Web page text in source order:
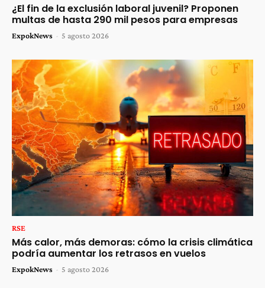
¿El fin de la exclusión laboral juvenil? Proponen
multas de hasta 290 mil pesos para empresas
ExpokNews - 5 agosto 2026
RSE
Más calor, más demoras: cómo la crisis climática
podría aumentar los retrasos en vuelos
ExpokNews - 5 agosto 2026